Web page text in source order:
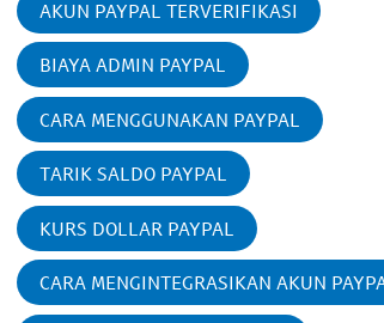
AKUN PAYPAL TERVERIFIKASI
BIAYA ADMIN PAYPAL
CARA MENGGUNAKAN PAYPAL
TARIK SALDO PAYPAL
KURS DOLLAR PAYPAL
CARA MENGINTEGRASIKAN AKUN